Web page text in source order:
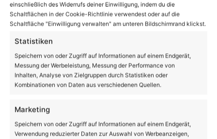
einschließlich des Widerrufs deiner Einwilligung, indem du die
Schaltflächen in der Cookie-Richtlinie verwendest oder auf die
Schaltfläche "Einwilligung verwalten" am unteren Bildschirmrand klickst.
Statistiken
Speichern von oder Zugriff auf Informationen auf einem Endgerät,
Messung der Werbeleistung, Messung der Performance von
Inhalten, Analyse von Zielgruppen durch Statistiken oder
Kombinationen von Daten aus verschiedenen Quellen.
Marketing
Speichern von oder Zugriff auf Informationen auf einem Endgerät,
Verwendung reduzierter Daten zur Auswahl von Werbeanzeigen,